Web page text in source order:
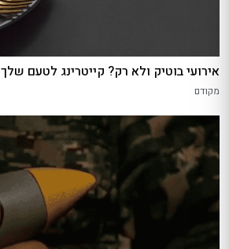
אירועי בוטיק ולא רק? קייטרינג לטעם שלך
מקודם